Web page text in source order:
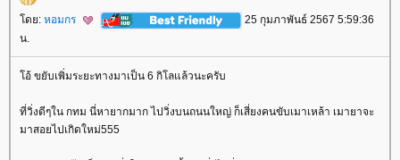
ดย: หอมกร
25 กุมภาพันธ์ 2567 5:59:36
น.
อ้ ขยับเพิ่มระยะทางมาเป็น 6 กิโลแล้วนะครับ
ที่วิ่งดีๆใน กทม นี่หายากมาก ไปวิ่งบนถนนใหญ่ ก็เสี่ยงคนขับเมาเหล้า เมายาจะ
มาสอยไปเกิดใหม่555